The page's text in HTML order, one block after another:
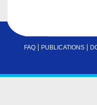
FAQ PUBLICATIONS